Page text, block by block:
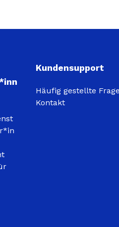
Kundensupport
Häufig gestellte
Kontakt